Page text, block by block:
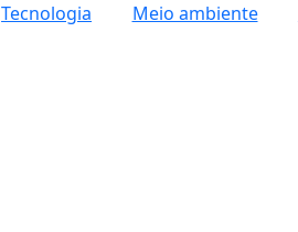
Tecnologia Meio ambiente